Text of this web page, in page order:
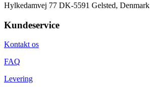
Hylkedamvej 77 DK-5591 Gelsted, Denmark
Kundeservice
Kontakt os
FAQ
Levering